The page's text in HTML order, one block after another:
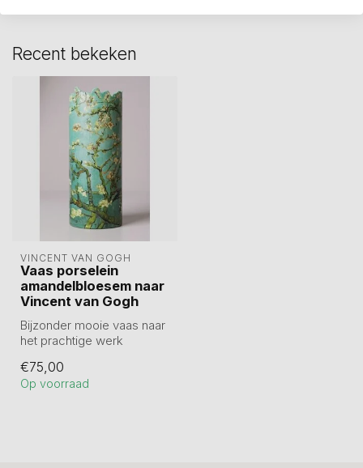
Recent bekeken
VINCENT VAN GOGH
Vaas porselein
amandelbloesem naar
Vincent van Gogh
Bijzonder mooie vaas naar
het prachtige werk
Vincent van Gogh...
€75,00
Op voorraad